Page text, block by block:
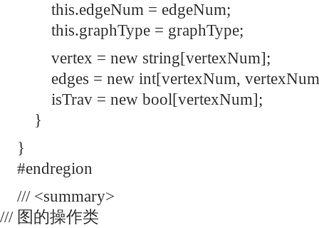
this.edgeNum = edgeNum;
this.graphType = graphType;
vertex = new string[vertexNum];
edges = new int[vertexNum,
isTrav = new bool[vertexNum];
}
}
#endregion
/// <summary>
/// 图的操作类